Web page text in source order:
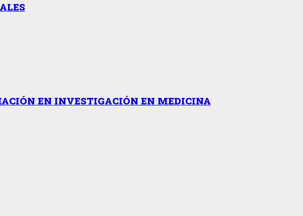
EN INVESTIGACIÓN EN MEDICINA